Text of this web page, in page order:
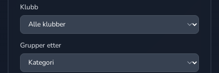
Klubb
Grupper etter